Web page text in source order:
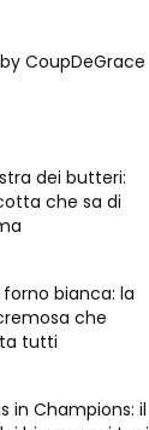
CoupDeGrace
dei butteri:
che sa di
forno bianca: la
che
tutti
in Champions: il